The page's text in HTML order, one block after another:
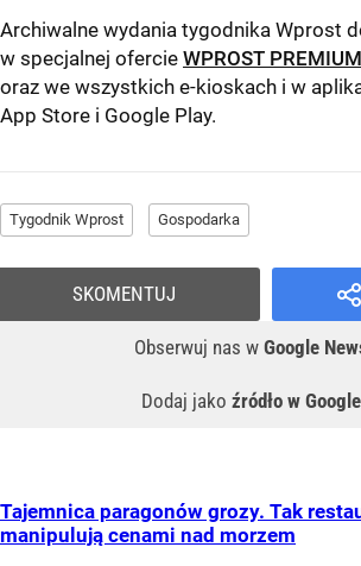
Archiwalne wydania tygodnika Wprost
w specjalnej ofercie WPROST PREMIUM
oraz we wszystkich e-kioskach i w
App Store i Google Play.
Tygodnik Wprost Gospodarka
Obserwuj nas w Google
Dodaj jako źródło w Google
SKOMENTUJ
Tajemnica paragonów grozy. Tak
manipulują cenami nad morzem